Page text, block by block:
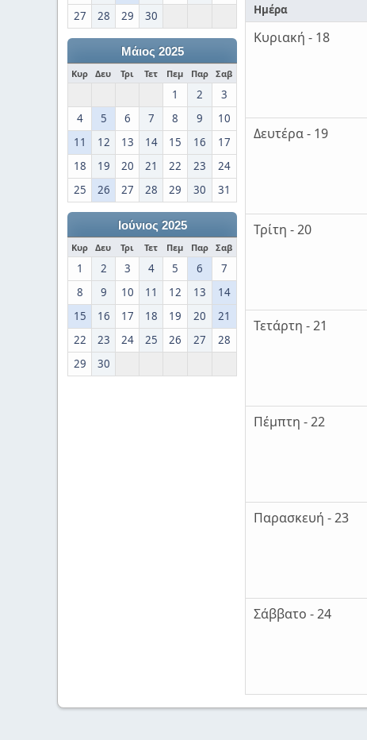
27
28 29 30
Μάιος 2025
Κυρ Δευ Τρι Τετ Πεμ Παρ Σαβ
1 2
3
4
5 6 7 8 9
10
11
12 13 14 15 16
17
18
19 20 21 22 23
24
25
26 27 28 29 30 31
Ιούνιος 2025
Κυρ Δευ Τρι Τετ Πεμ Παρ Σαβ
1 2 3 4 5 6
7
8
9 10 11 12 13
14
15
16 17 18 19 20
21
22
23 24 25 26 27
28
29
30
Ημέρα
Κυριακή - 18
Δευτέρα - 19
Τρίτη - 20
Τετάρτη - 21
Πέμπτη - 22
Παρασκευή - 23
Σάββατο - 24